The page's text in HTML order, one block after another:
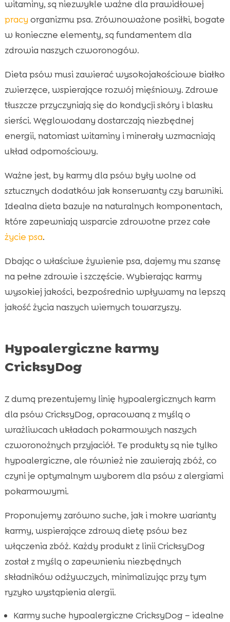
witaminy, są niezwykle ważne dla prawidłowej
pracy organizmu psa. Zrównoważone posiłki, bogate
w konieczne elementy, są fundamentem dla
zdrowia naszych czworonogów.
Dieta psów musi zawierać wysokojakościowe białko
zwierzęce, wspierające rozwój mięśniowy. Zdrowe
tłuszcze przyczyniają się do kondycji skóry i blasku
sierści. Węglowodany dostarczają niezbędnej
energii, natomiast witaminy i minerały wzmacniają
układ odpornościowy.
Ważne jest, by karmy dla psów były wolne od
sztucznych dodatków jak konserwanty czy barwniki.
Idealna dieta bazuje na naturalnych komponentach,
które zapewniają wsparcie zdrowotne przez całe
życie psa.
Dbając o właściwe żywienie psa, dajemy mu szansę
na pełne zdrowie i szczęście. Wybierając karmy
wysokiej jakości, bezpośrednio wpływamy na lepszą
jakość życia naszych wiernych towarzyszy.
Hypoalergiczne karmy
CricksyDog
Z dumą prezentujemy linię hypoalergicznych karm
dla psów CricksyDog, opracowaną z myślą o
wrażliwcach układach pokarmowych naszych
czworonożnych przyjaciół. Te produkty są nie tylko
hypoalergiczne, ale również nie zawierają zbóż, co
czyni je optymalnym wyborem dla psów z alergiami
pokarmowymi.
Proponujemy zarówno suche, jak i mokre warianty
karmy, wspierające zdrową dietę psów bez
włączenia zbóż. Każdy produkt z linii CricksyDog
został z myślą o zapewnieniu niezbędnych
składników odżywczych, minimalizując przy tym
ryzyko wystąpienia alergii.
Karmy suche hypoalergiczne CricksyDog – idealne